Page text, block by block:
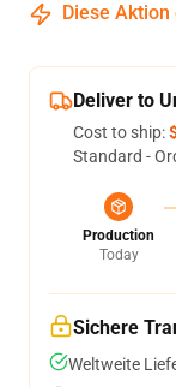
Diese Aktion
Deliver to
Cost to ship:
Standard -
Production
Today
Sichere
Weltweite